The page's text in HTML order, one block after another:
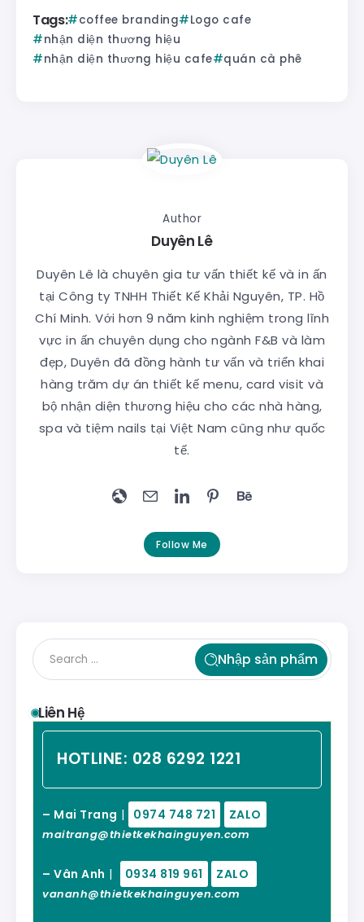
Tags: coffee branding
Logo cafe
nhận diện thương hiệu
nhận diện thương hiệu cafe
quán cà phê
Author
Duyên Lê
Duyên Lê là chuyên gia tư vấn thiết kế và in ấn
tại Công ty TNHH Thiết Kế Khải Nguyên, TP. Hồ
Chí Minh. Với hơn 9 năm kinh nghiệm trong lĩnh
vực in ấn chuyên dụng cho ngành F&B và làm
đẹp, Duyên đã đồng hành tư vấn và triển khai
hàng trăm dự án thiết kế menu, card visit và
bộ nhận diện thương hiệu cho các nhà hàng,
spa và tiệm nails tại Việt Nam cũng như quốc
tế.
Follow Me
Nhập sản phẩm
Liên Hệ
HOTLINE: 028 6292 1221
– Mai Trang | 0974 748 721 ZALO
maitrang@thietkekhainguyen.com
– Vân Anh | 0934 819 961 ZALO
vananh@thietkekhainguyen.com